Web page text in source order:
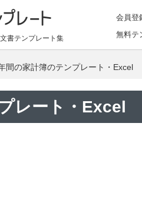
書テンプレート集
会員登
無料テ
間の家計簿のテンプレート・Excel
レート・Excel